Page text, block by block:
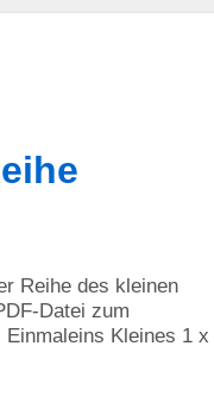
Reihe des kleinen
Datei zum
Kleines 1 x